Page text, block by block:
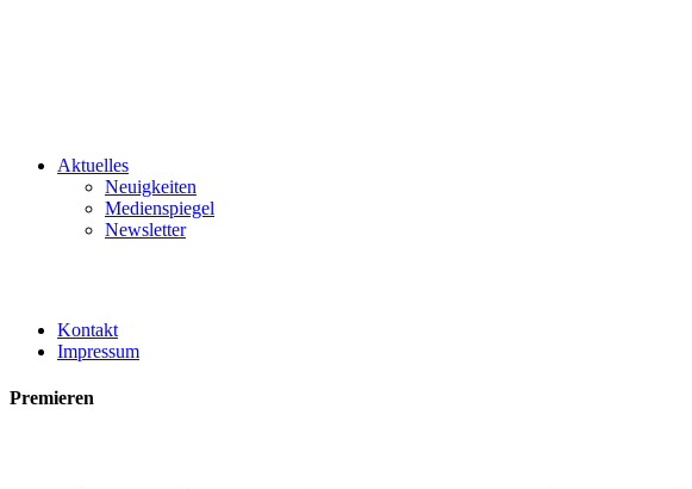
Aktuelles
Neuigkeiten
Medienspiegel
Newsletter
Kontakt
Impressum
Premieren